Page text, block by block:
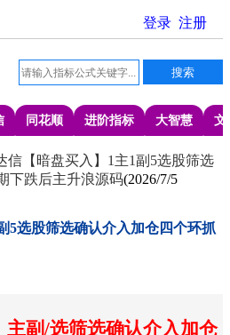
同花顺 进阶指标 大智慧 文
信【暗盘买入】1主1副5选股筛选
下跌后主升浪源码(2026/7/5
5选股筛选确认介入加仓四个环抓
副/选筛选确认介入加仓